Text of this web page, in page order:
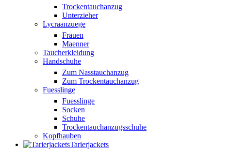
Trockentauchanzug
Unterzieher
Lycraanzuege
Frauen
Maenner
Taucherkleidung
Handschuhe
Zum Nasstauchanzug
Zum Trockentauchanzug
Fuesslinge
Fuesslinge
Socken
Schuhe
Trockentauchanzugsschuhe
Kopfhauben
Tarierjackets